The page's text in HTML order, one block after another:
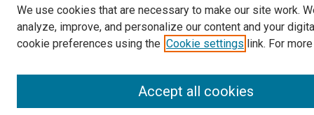
We use cookies that are necessary to make our site work.
analyze, improve, and personalize our content and your
cookie preferences using the Cookie settings link. For
Accept all cookies